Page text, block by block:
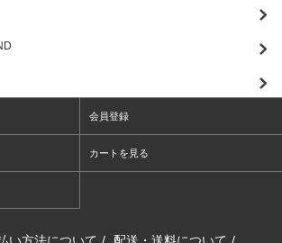
会員登録
カートを見る
い方法について / 配送・送料について /